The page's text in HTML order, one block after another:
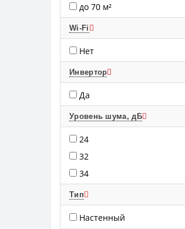
до 70 м²
Wi-Fi
Нет
Инвертор
Да
Уровень шума, дБ
24
32
34
Тип
Настенный